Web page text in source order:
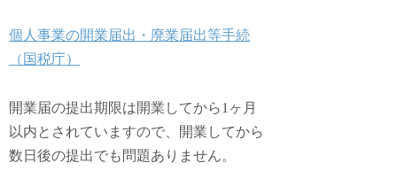
個人事業の開業届出・廃業届出等手続
（国税庁）
開業届の提出期限は開業してから1ヶ月
以内とされていますので、開業してから
数日後の提出でも問題ありません。